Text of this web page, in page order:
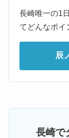
長崎唯一の1
てどんなポイ
辰
長崎で